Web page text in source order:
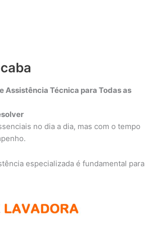
Assistência Técnica para Todas as
no dia a dia, mas com o tempo
especializada é fundamental para